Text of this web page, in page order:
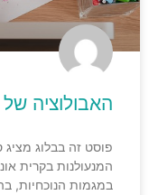
האבולוציה של
פוסט זה בבלוג
המנעולנות בקרית
במגמות הנוכחיות,